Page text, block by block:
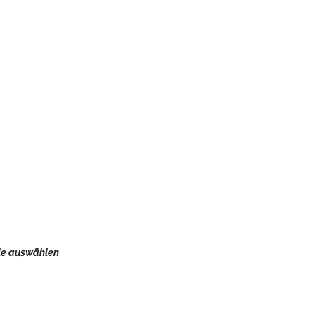
auswählen